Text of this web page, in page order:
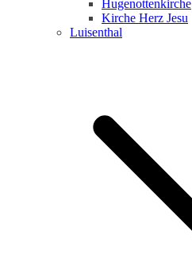
Hugenottenkirche
Kirche Herz Jesu
Luisenthal